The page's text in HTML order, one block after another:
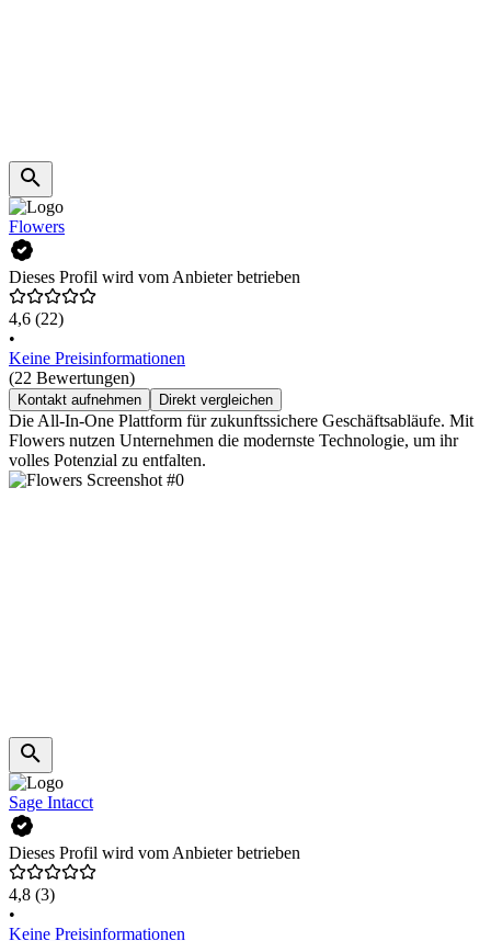
Flowers
Dieses Profil wird vom Anbieter betrieben
4,6 (22)
•
Keine Preisinformationen
(22 Bewertungen)
Kontakt aufnehmen Direkt vergleichen
Die All-In-One Plattform für zukunftssichere Geschäftsabläufe. Mit
Flowers nutzen Unternehmen die modernste Technologie, um ihr
volles Potenzial zu entfalten.
Sage Intacct
Dieses Profil wird vom Anbieter betrieben
4,8 (3)
•
Keine Preisinformationen